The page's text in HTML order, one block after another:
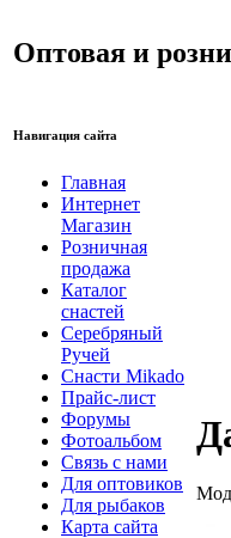
Оптовая и
Навигация сайта
Главная
Интернет
Магазин
Розничная
продажа
Каталог
снастей
Серебряный
Ручей
Снасти Mikado
Прайс-лист
Форумы
Фотоальбом
Связь с нами
Для оптовиков
Для рыбаков
Карта сайта